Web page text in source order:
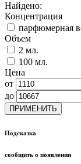
Найдено:
Концентрация
парфюмерная
Объем
2 мл.
100 мл.
Цена
от
до
ПРИМЕНИТЬ
Подсказка
сообщить о появлении